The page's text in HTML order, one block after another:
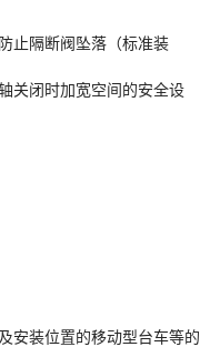
止隔断阀坠落（标准装
关闭时加宽空间的安全设
安装位置的移动型台车等的